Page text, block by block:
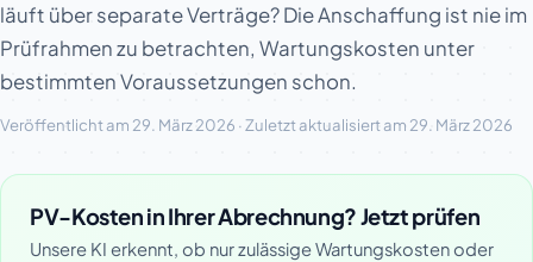
läuft über separate Verträge? Die Anschaffung ist nie im
Prüfrahmen zu betrachten, Wartungskosten unter
bestimmten Voraussetzungen schon.
Veröffentlicht am 29. März 2026 · Zuletzt aktualisiert am 29. März 2026
PV-Kosten in Ihrer Abrechnung? Jetzt prüfen
Unsere KI erkennt, ob nur zulässige Wartungskosten oder